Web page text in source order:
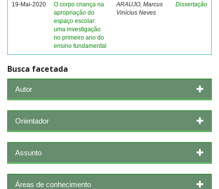
19-Mai-2020
O corpo criança na
apropriação do
espaço escolar:
uma investigação
no primeiro ano do
ensino fundamental
ARAUJO, Marcus
Vinícius Neves
Dissertação
Busca facetada
Autor
Orientador
Assunto
Áreas de conhecimento